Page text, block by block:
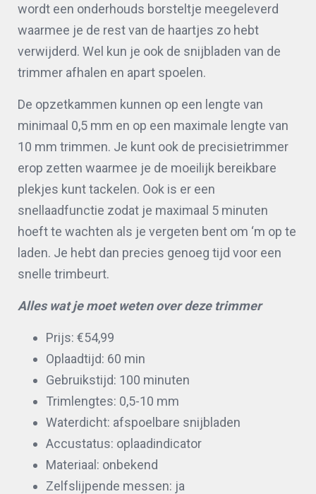
wordt een onderhouds borsteltje meegeleverd
waarmee je de rest van de haartjes zo hebt
verwijderd. Wel kun je ook de snijbladen van de
trimmer afhalen en apart spoelen.
De opzetkammen kunnen op een lengte van
minimaal 0,5 mm en op een maximale lengte van
10 mm trimmen. Je kunt ook de precisietrimmer
erop zetten waarmee je de moeilijk bereikbare
plekjes kunt tackelen. Ook is er een
snellaadfunctie zodat je maximaal 5 minuten
hoeft te wachten als je vergeten bent om ‘m op te
laden. Je hebt dan precies genoeg tijd voor een
snelle trimbeurt.
Alles wat je moet weten over deze trimmer
Prijs: €54,99
Oplaadtijd: 60 min
Gebruikstijd: 100 minuten
Trimlengtes: 0,5-10 mm
Waterdicht: afspoelbare snijbladen
Accustatus: oplaadindicator
Materiaal: onbekend
Zelfslijpende messen: ja